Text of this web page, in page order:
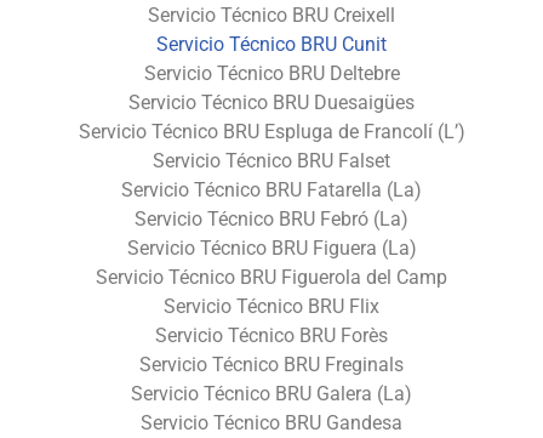
Servicio Técnico BRU Creixell
Servicio Técnico BRU Cunit
Servicio Técnico BRU Deltebre
Servicio Técnico BRU Duesaigües
Servicio Técnico BRU Espluga de Francolí (L’)
Servicio Técnico BRU Falset
Servicio Técnico BRU Fatarella (La)
Servicio Técnico BRU Febró (La)
Servicio Técnico BRU Figuera (La)
Servicio Técnico BRU Figuerola del Camp
Servicio Técnico BRU Flix
Servicio Técnico BRU Forès
Servicio Técnico BRU Freginals
Servicio Técnico BRU Galera (La)
Servicio Técnico BRU Gandesa